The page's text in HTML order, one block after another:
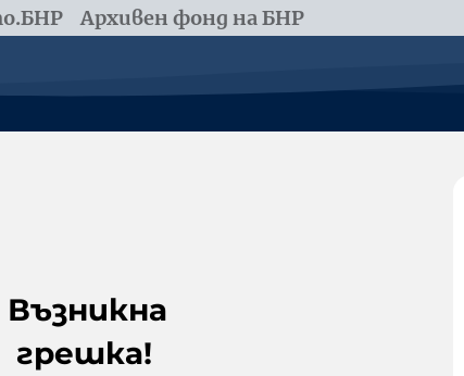
Архивен фонд на БНР
Възникна
грешка!